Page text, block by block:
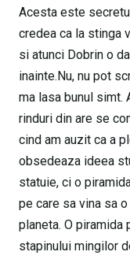
Acesta este
credea ca la stinga
si atunci Dobrin o
inainte.Nu, nu pot
ma lasa bunul simt.
rinduri din are se
cind am auzit ca a
obsedeaza ideea
statuie, ci o
pe care sa vina sa
planeta. O
stapinului mingilor